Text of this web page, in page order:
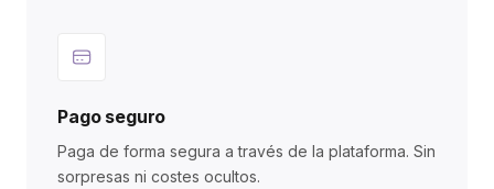
Pago seguro
Paga de forma segura a través de la plataforma. Sin
sorpresas ni costes ocultos.